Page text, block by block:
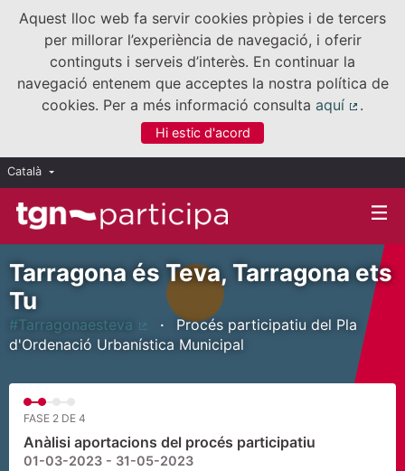
Aquest lloc web fa servir cookies pròpies i de tercers
per millorar l’experiència de navegació, i oferir
continguts i serveis d’interès. En continuar la
navegació entenem que acceptes la nostra política de
cookies. Per a més informació consulta aquí
.
Hi estic d'acord
Català Triar la llengua
Tarragona és Teva, Tarragona ets
Tu
#Tarragonaesteva
(Enllaç extern)
Procés participatiu del Pla
d'Ordenació Urbanística Municipal
FASE 2 DE 4
Anàlisi aportacions del procés participatiu
01-03-2023 - 31-05-2023